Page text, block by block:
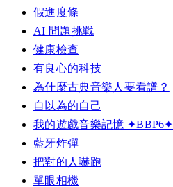
假進度條
AI 問題挑戰
健康檢查
有良心的科技
為什麼古典音樂人要看譜？
自以為的自己
我的遊戲音樂記憶 ✦BBP6✦
藍牙炸彈
把對的人嚇跑
單眼相機